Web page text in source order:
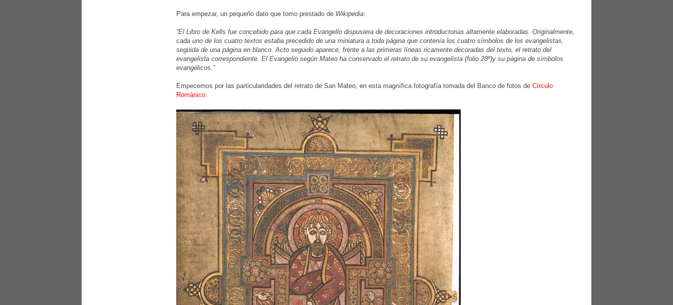
Para empezar, un pequeño dato que tomo prestado de Wikipedia:
“El Libro de Kells fue concebido para que cada Evangelio dispusiera de decoraciones introductorias altamente elaboradas. Originalmente,
cada uno de los cuatro textos estaba precedido de una miniatura a toda página que contenía los cuatro símbolos de los evangelistas,
seguida de una página en blanco. Acto seguido aparece, frente a las primeras líneas ricamente decoradas del texto, el retrato del
evangelista correspondiente. El Evangelio según Mateo ha conservado el retrato de su evangelista (folio 28º)y su página de símbolos
evangélicos.”
Empecemos por las particularidades del retrato de San Mateo, en esta magnífica fotografía tomada del Banco de fotos de Círculo
Románico: